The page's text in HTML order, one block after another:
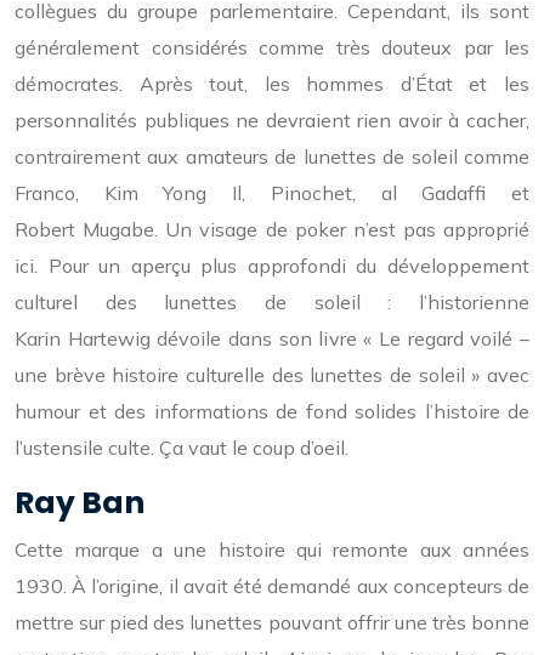
collègues du groupe parlementaire. Cependant, ils sont
généralement considérés comme très douteux par les
démocrates. Après tout, les hommes d’État et les
personnalités publiques ne devraient rien avoir à cacher,
contrairement aux amateurs de lunettes de soleil comme
Franco, Kim Yong Il, Pinochet, al Gadaffi et
Robert Mugabe. Un visage de poker n’est pas approprié
ici. Pour un aperçu plus approfondi du développement
culturel des lunettes de soleil : l’historienne
Karin Hartewig dévoile dans son livre « Le regard voilé –
une brève histoire culturelle des lunettes de soleil » avec
humour et des informations de fond solides l’histoire de
l’ustensile culte. Ça vaut le coup d’oeil.
Ray Ban
Cette marque a une histoire qui remonte aux années
1930. À l’origine, il avait été demandé aux concepteurs de
mettre sur pied des lunettes pouvant offrir une très bonne